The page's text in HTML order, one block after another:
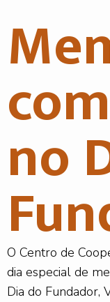
no
O Centro de
dia especial de
Dia do Fundador,